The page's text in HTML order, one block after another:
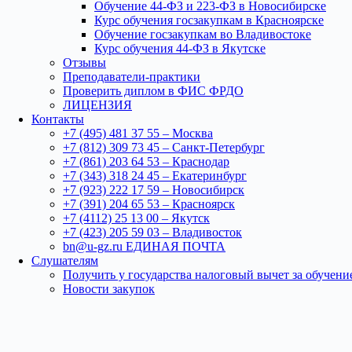
Обучение 44-ФЗ и 223-ФЗ в Новосибирске
Курс обучения госзакупкам в Красноярске
Обучение госзакупкам во Владивостоке
Курс обучения 44-ФЗ в Якутске
Отзывы
Преподаватели-практики
Проверить диплом в ФИС ФРДО
ЛИЦЕНЗИЯ
Контакты
+7 (495) 481 37 55 – Москва
+7 (812) 309 73 45 – Санкт-Петербург
+7 (861) 203 64 53 – Краснодар
+7 (343) 318 24 45 – Екатеринбург
+7 (923) 222 17 59 – Новосибирск
+7 (391) 204 65 53 – Красноярск
+7 (4112) 25 13 00 – Якутск
+7 (423) 205 59 03 – Владивосток
bn@u-gz.ru ЕДИНАЯ ПОЧТА
Слушателям
Получить у государства налоговый вычет за
Новости закупок